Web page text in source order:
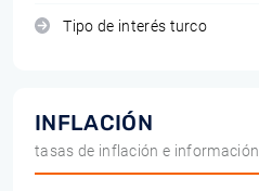
Tipo de interés turco
INFLACIÓN
tasas de inflación e información